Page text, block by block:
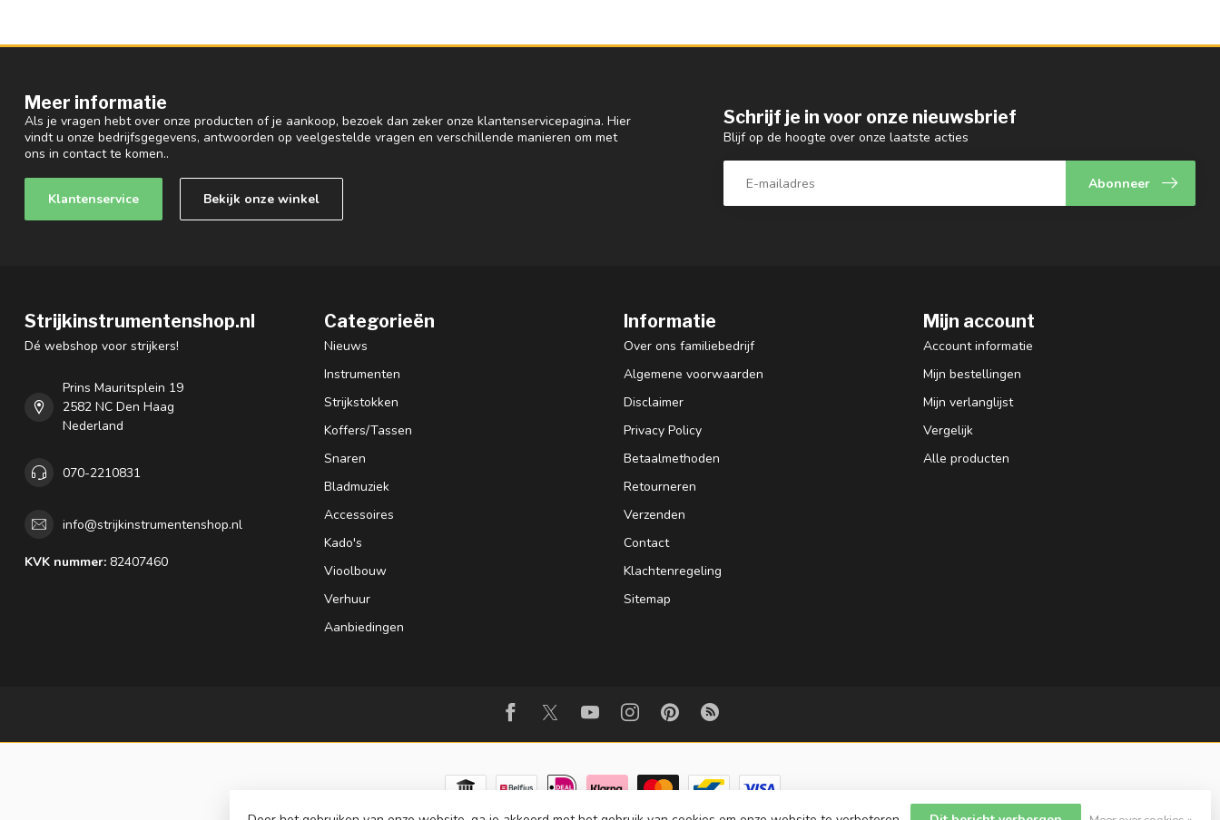
Meer informatie
Als je vragen hebt over onze producten of je aankoop, bezoek dan zeker onze klantenservicepagina. Hier
vindt u onze bedrijfsgegevens, antwoorden op veelgestelde vragen en verschillende manieren om met
ons in contact te komen..
Klantenservice Bekijk onze winkel
Schrijf je in voor onze nieuwsbrief
Blijf op de hoogte over onze laatste acties
Abonneer
Strijkinstrumentenshop.nl
Dé webshop voor strijkers!
Prins Mauritsplein 19
2582 NC Den Haag
Nederland
070-2210831
info@strijkinstrumentenshop.nl
KVK nummer: 82407460
Categorieën
Nieuws
Instrumenten
Strijkstokken
Koffers/Tassen
Snaren
Bladmuziek
Accessoires
Kado's
Vioolbouw
Verhuur
Aanbiedingen
Informatie
Over ons familiebedrijf
Algemene voorwaarden
Disclaimer
Privacy Policy
Betaalmethoden
Retourneren
Verzenden
Contact
Klachtenregeling
Sitemap
Mijn account
Account informatie
Mijn bestellingen
Mijn verlanglijst
Vergelijk
Alle producten